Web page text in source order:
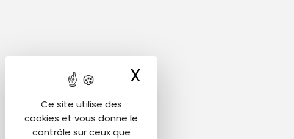
Ce site utilise des
cookies et vous donne le
contrôle sur ceux que
X